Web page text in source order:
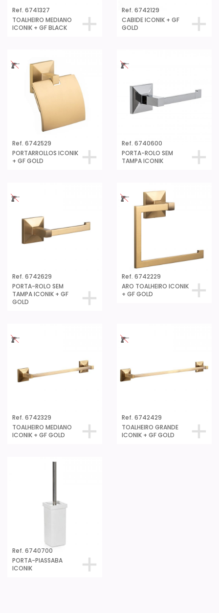
Ref. 6741327
TOALHEIRO MEDIANO
ICONIK + GF BLACK
Ref. 6742129
CABIDE ICONIK + GF
GOLD
Ref. 6742529
PORTARROLLOS ICONIK
+ GF GOLD
Ref. 6740600
PORTA-ROLO SEM
TAMPA ICONIK
Ref. 6742629
PORTA-ROLO SEM
TAMPA ICONIK + GF
GOLD
Ref. 6742229
ARO TOALHEIRO ICONIK
+ GF GOLD
Ref. 6742329
TOALHEIRO MEDIANO
ICONIK + GF GOLD
Ref. 6742429
TOALHEIRO GRANDE
ICONIK + GF GOLD
Ref. 6740700
PORTA-PIASSABA
ICONIK